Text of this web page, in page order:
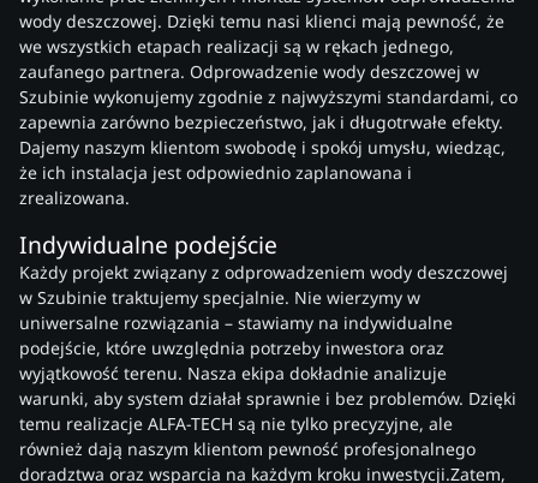
wody deszczowej. Dzięki temu nasi klienci mają pewność, że
we wszystkich etapach realizacji są w rękach jednego,
zaufanego partnera. Odprowadzenie wody deszczowej w
Szubinie wykonujemy zgodnie z najwyższymi standardami, co
zapewnia zarówno bezpieczeństwo, jak i długotrwałe efekty.
Dajemy naszym klientom swobodę i spokój umysłu, wiedząc,
że ich instalacja jest odpowiednio zaplanowana i
zrealizowana.
Indywidualne podejście
Każdy projekt związany z odprowadzeniem wody deszczowej
w Szubinie traktujemy specjalnie. Nie wierzymy w
uniwersalne rozwiązania – stawiamy na indywidualne
podejście, które uwzględnia potrzeby inwestora oraz
wyjątkowość terenu. Nasza ekipa dokładnie analizuje
warunki, aby system działał sprawnie i bez problemów. Dzięki
temu realizacje ALFA-TECH są nie tylko precyzyjne, ale
również dają naszym klientom pewność profesjonalnego
doradztwa oraz wsparcia na każdym kroku inwestycji.Zatem,